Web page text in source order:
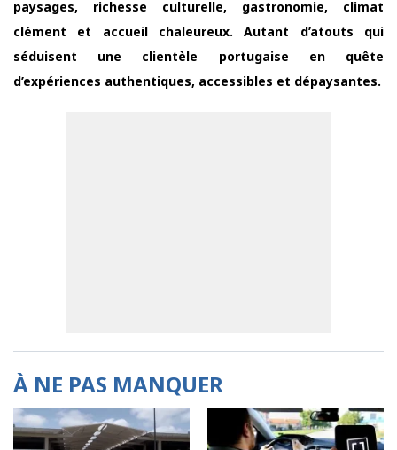
paysages, richesse culturelle, gastronomie, climat
clément et accueil chaleureux. Autant d’atouts qui
séduisent une clientèle portugaise en quête
d’expériences authentiques, accessibles et dépaysantes.
À NE PAS MANQUER